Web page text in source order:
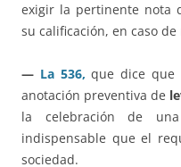
exigir la pertinente nota
su calificación, en caso
— La 536, que dice que
anotación preventiva de
la celebración de
indispensable que el
sociedad.